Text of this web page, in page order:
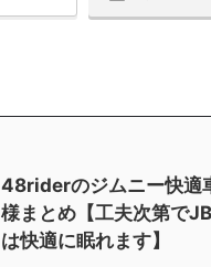
48riderのジムニー快適
様まとめ【工夫次第で
は快適に眠れます】